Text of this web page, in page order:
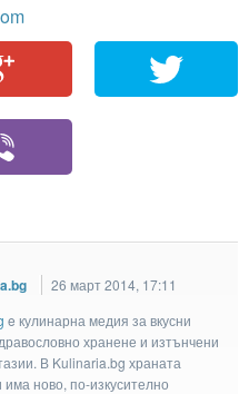
26 март 2014, 17:11
e кулинарна медия за вкусни
хранене и изтънчени
В Kulinaria.bg храната
има ново, по-изкусително